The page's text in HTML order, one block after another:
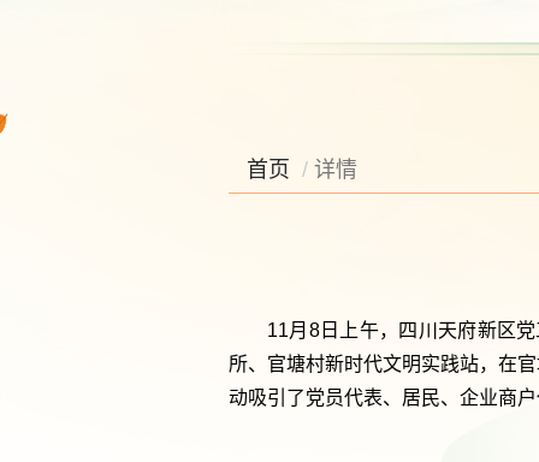
首页 详情
11月8日上午，四川天府新区
所、官塘村新时代文明实践站，在
动吸引了党员代表、居民、企业商